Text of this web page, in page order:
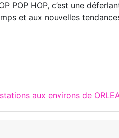
POP HOP, c’est une
et aux nouvelles
aux environs de